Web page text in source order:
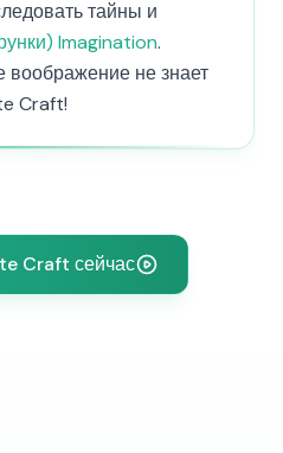
тайны и
Imagination.
воображение не знает
Craft!
Craft сейчас